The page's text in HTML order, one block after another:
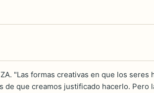
"Las formas creativas en que los seres
de que creamos justificado hacerlo. Pero